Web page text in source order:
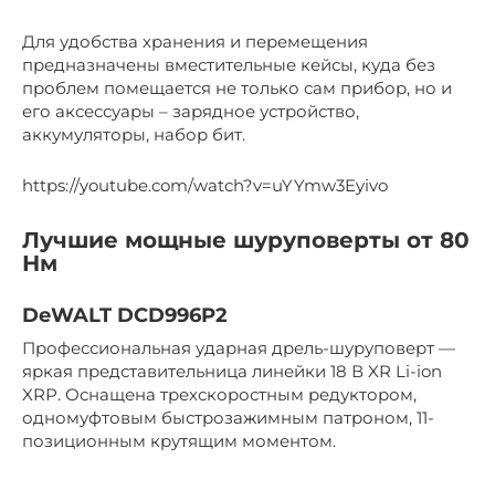
Для удобства хранения и перемещения
предназначены вместительные кейсы, куда без
проблем помещается не только сам прибор, но и
его аксессуары – зарядное устройство,
аккумуляторы, набор бит.
https://youtube.com/watch?v=uYYmw3Eyivo
Лучшие мощные шуруповерты от 80
Нм
DeWALT DCD996P2
Профессиональная ударная дрель-шуруповерт —
яркая представительница линейки 18 В XR Li-ion
XRР. Оснащена трехскоростным редуктором,
одномуфтовым быстрозажимным патроном, 11-
позиционным крутящим моментом.